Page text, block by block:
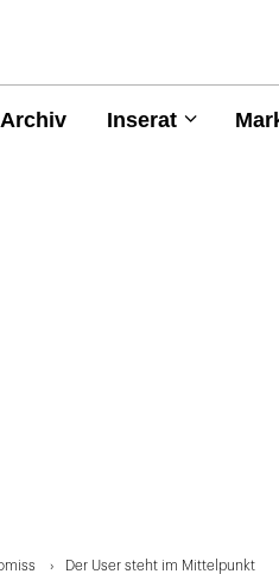
Archiv Inserat
Der User steht im Mittelpunkt